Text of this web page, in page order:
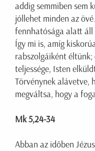
addig semmiben sem
jóllehet minden az
fennhatósága alatt áll
Így mi is, amíg
rabszolgáiként
teljessége, Isten
Törvénynek alávetve,
megváltsa, hogy a
Mk 5,24-34
Abban az időben